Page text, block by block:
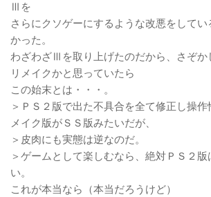
Ⅲを
さらにクソゲーにするような改悪をして
かった。
わざわざⅢを取り上げたのだから、さぞか
リメイクかと思っていたら
この始末とは・・・。
＞ＰＳ２版で出た不具合を全て修正し操作
メイク版がＳＳ版みたいだが、
＞皮肉にも実態は逆なのだ。
＞ゲームとして楽しむなら、絶対ＰＳ２
い。
これが本当なら（本当だろうけど）